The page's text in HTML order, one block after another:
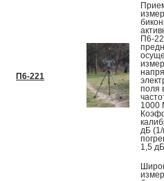
П6-221
П6-
поля
1000
дБ
1,5